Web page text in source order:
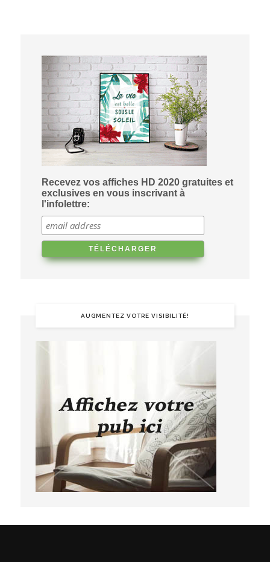
Recevez vos affiches HD 2020 gratuites et
exclusives en vous inscrivant à
l'infolettre:
AUGMENTEZ VOTRE VISIBILITÉ!